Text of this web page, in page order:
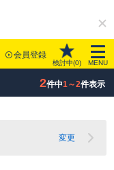
会員登録
検討中(0) MENU
2件中1～2件表示
変更